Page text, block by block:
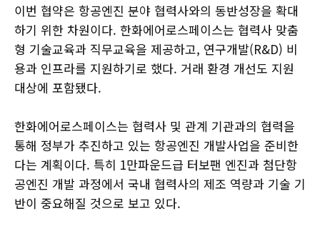
이번 협약은 항공엔진 분야 협력사와의 동반성장을 확대
하기 위한 차원이다. 한화에어로스페이스는 협력사 맞춤
형 기술교육과 직무교육을 제공하고, 연구개발(R&D) 비
용과 인프라를 지원하기로 했다. 거래 환경 개선도 지원
대상에 포함됐다.
한화에어로스페이스는 협력사 및 관계 기관과의 협력을
통해 정부가 추진하고 있는 항공엔진 개발사업을 준비한
다는 계획이다. 특히 1만파운드급 터보팬 엔진과 첨단항
공엔진 개발 과정에서 국내 협력사의 제조 역량과 기술 기
반이 중요해질 것으로 보고 있다.